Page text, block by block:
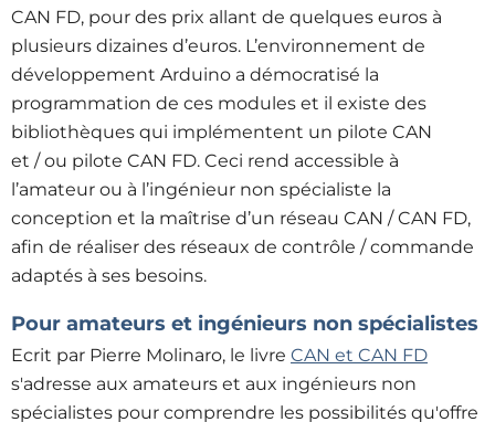
CAN FD, pour des prix allant de quelques euros à
plusieurs dizaines d’euros. L’environnement de
développement Arduino a démocratisé la
programmation de ces modules et il existe des
bibliothèques qui implémentent un pilote CAN
et / ou pilote CAN FD. Ceci rend accessible à
l’amateur ou à l’ingénieur non spécialiste la
conception et la maîtrise d’un réseau CAN / CAN FD,
afin de réaliser des réseaux de contrôle / commande
adaptés à ses besoins.
Pour amateurs et ingénieurs non spécialistes
Ecrit par Pierre Molinaro, le livre CAN et CAN FD
s'adresse aux amateurs et aux ingénieurs non
spécialistes pour comprendre les possibilités qu'offre